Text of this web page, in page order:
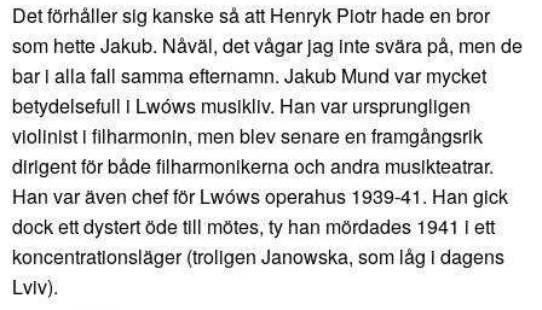
Det förhåller sig kanske så att Henryk Piotr hade en bror
som hette Jakub. Nåväl, det vågar jag inte svära på, men de
bar i alla fall samma efternamn. Jakub Mund var mycket
betydelsefull i Lwóws musikliv. Han var ursprungligen
violinist i filharmonin, men blev senare en framgångsrik
dirigent för både filharmonikerna och andra musikteatrar.
Han var även chef för Lwóws operahus 1939-41. Han gick
dock ett dystert öde till mötes, ty han mördades 1941 i ett
koncentrationsläger (troligen Janowska, som låg i dagens
Lviv).